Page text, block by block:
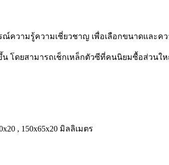
ความรู้ความเชี่ยวชาญ เพื่อเลือกขนาดและค
น โดยสามารถเช็กเหล็กตัวซีที่คนนิยมซื้อส่วนใ
, 150x65x20 มิลลิเมตร